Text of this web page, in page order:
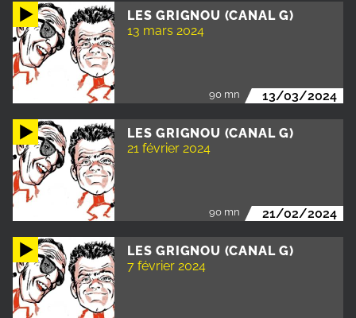
LES GRIGNOU (CANAL G)
13 mars 2024
90 mn 13/03/2024
LES GRIGNOU (CANAL G)
21 février 2024
90 mn 21/02/2024
LES GRIGNOU (CANAL G)
7 février 2024